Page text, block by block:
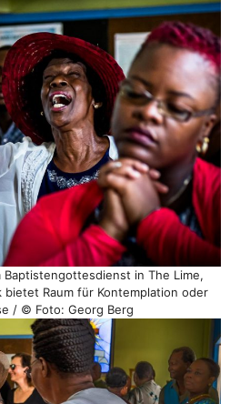
Baptistengottesdienst in The Lime,
bietet Raum für Kontemplation oder
/ © Foto: Georg Berg